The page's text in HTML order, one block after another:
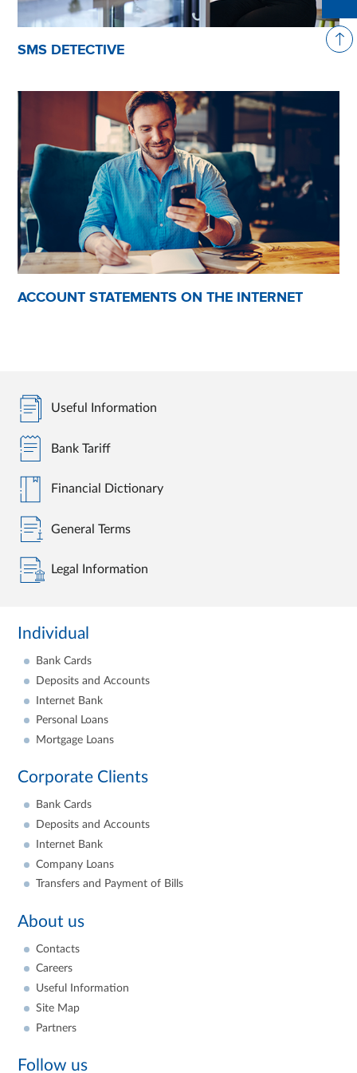
SMS DETECTIVE
ACCOUNT STATEMENTS ON THE INTERNET
Useful Information
Bank Tariff
Financial Dictionary
General Terms
Legal Information
Individual
Bank Cards
Deposits and Accounts
Internet Bank
Personal Loans
Mortgage Loans
Corporate Clients
Bank Cards
Deposits and Accounts
Internet Bank
Company Loans
Transfers and Payment of Bills
About us
Contacts
Careers
Useful Information
Site Map
Partners
Follow us